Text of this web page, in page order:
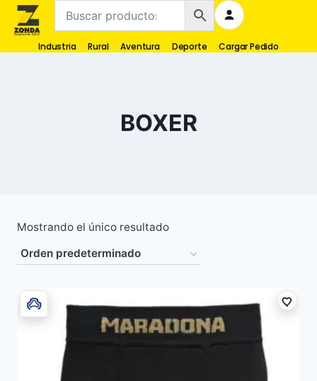
Industria Rural Aventura Deporte Cargar Pedido
BOXER
Mostrando el único resultado